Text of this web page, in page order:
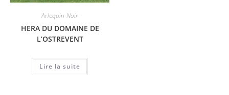
Arlequin-Noir
HERA DU DOMAINE DE
L’OSTREVENT
Lire la suite